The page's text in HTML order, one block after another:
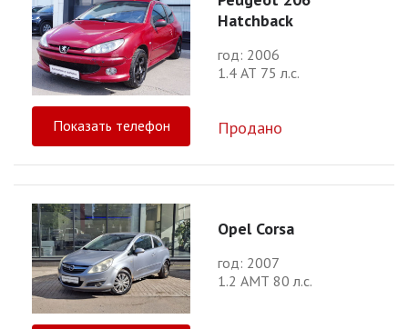
Hatchback
год: 2006
1.4 АТ 75 л.с.
Показать телефон Продано
Opel Corsa
год: 2007
1.2 АМТ 80 л.с.